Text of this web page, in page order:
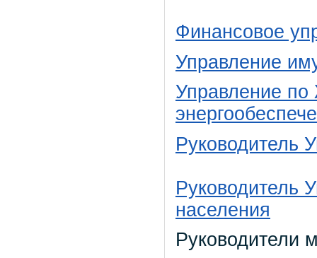
Финансовое
Управление
Управление по
Руководитель
Руководитель
населения
Руководители